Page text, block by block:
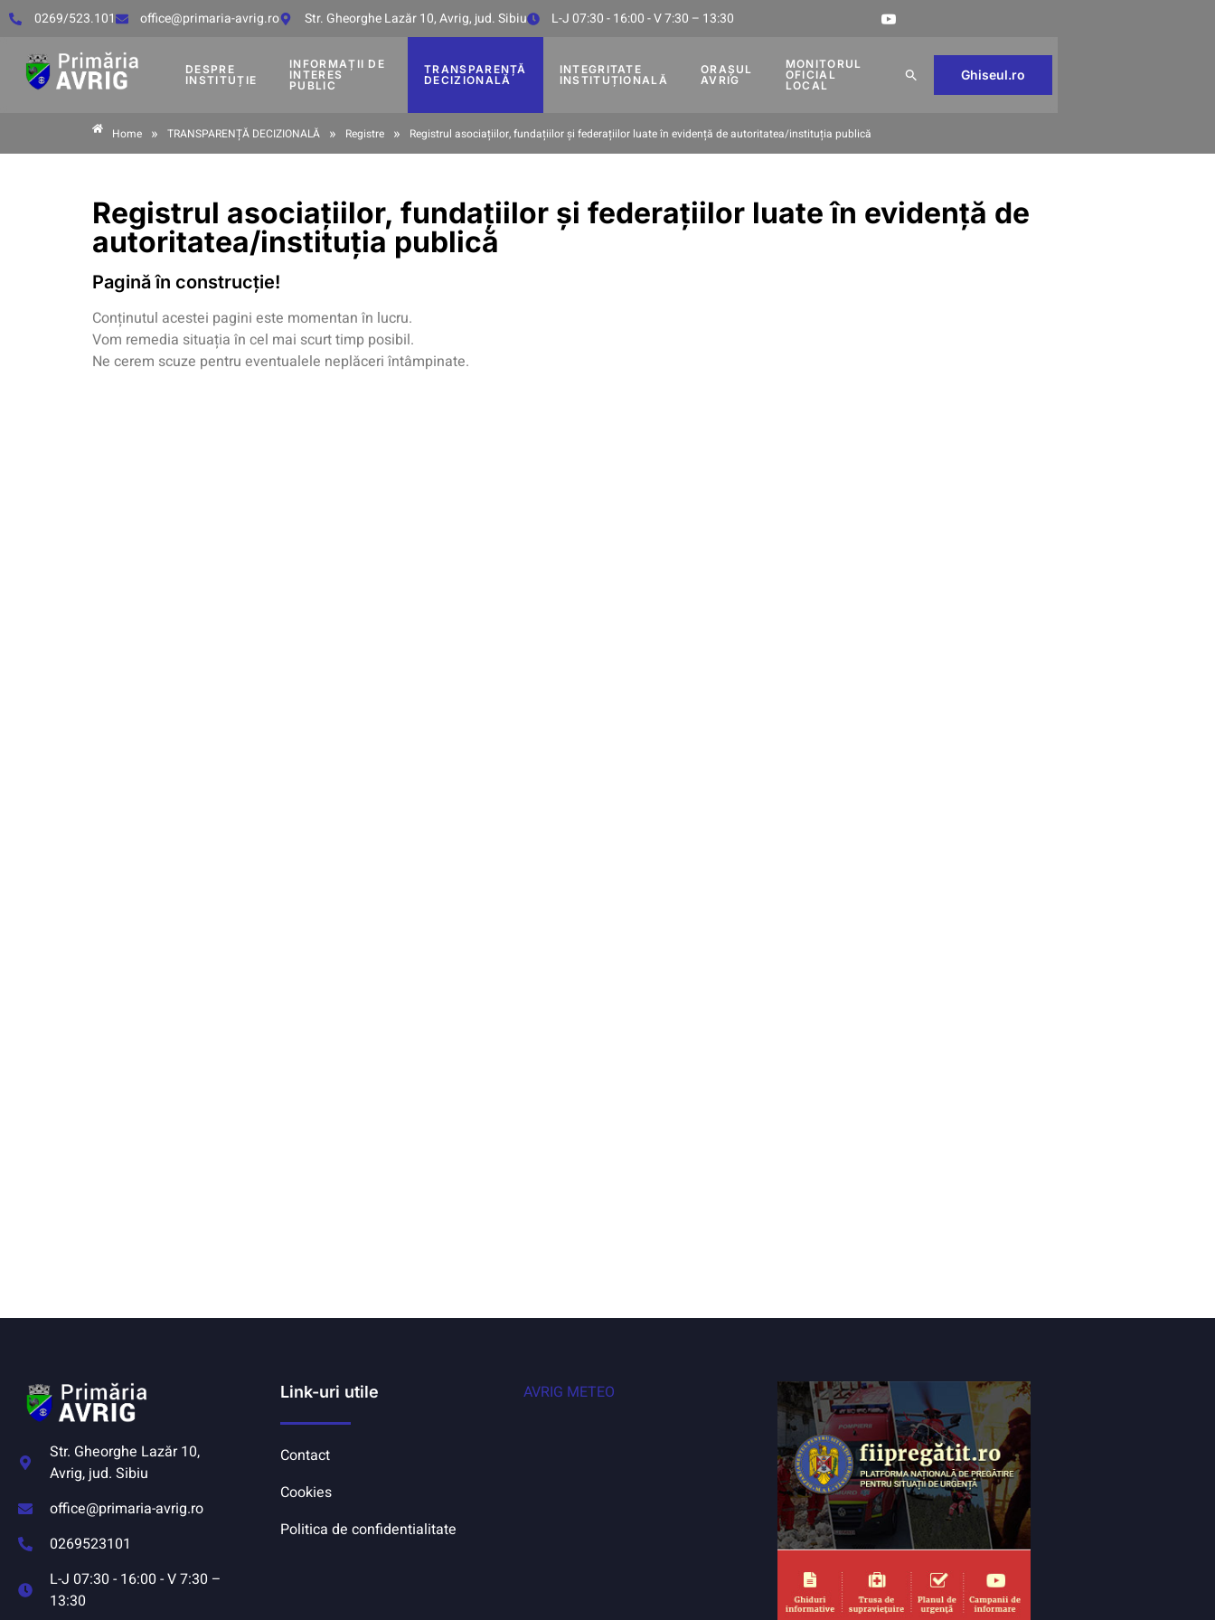
0269/523.101 office@primaria-avrig.ro Str. Gheorghe Lazăr 10, Avrig, jud. Sibiu L-J 07:30 - 16:00 - V 7:30 – 13:30
DESPRE
INSTITUȚIE
INFORMAȚII DE
INTERES
PUBLIC
TRANSPARENȚĂ
DECIZIONALĂ
INTEGRITATE
INSTITUȚIONALĂ
ORAȘUL
AVRIG
MONITORUL
OFICIAL
LOCAL
Ghiseul.ro
Home » TRANSPARENȚĂ DECIZIONALĂ » Registre » Registrul asociațiilor, fundațiilor și federațiilor luate în evidență de autoritatea/instituția publică
Registrul asociațiilor, fundațiilor și federațiilor luate în evidență de
autoritatea/instituția publică
Pagină în construcție!
Conținutul acestei pagini este momentan în lucru.
Vom remedia situația în cel mai scurt timp posibil.
Ne cerem scuze pentru eventualele neplăceri întâmpinate.
Str. Gheorghe Lazăr 10,
Avrig, jud. Sibiu
office@primaria-avrig.ro
0269523101
L-J 07:30 - 16:00 - V 7:30 –
13:30
Link-uri utile
Contact
Cookies
Politica de confidentialitate
AVRIG METEO